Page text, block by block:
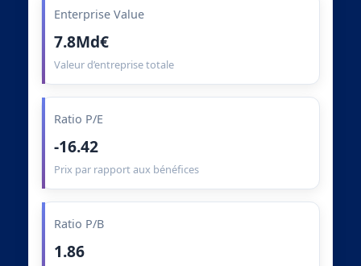
Enterprise Value
7.8Md€
Valeur d’entreprise totale
Ratio P/E
-16.42
Prix par rapport aux bénéfices
Ratio P/B
1.86